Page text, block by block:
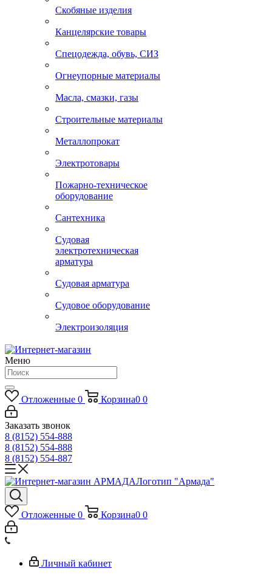
Скобяные изделия
Канцелярские товары
Спецодежда, обувь, СИЗ
Огнеупорные материалы
Масла, смазки, газы
Строительные материалы
Металлопрокат
Электротовары
Пожарно-техническое
оборудование
Сантехника
Судовая
электротехническая
арматура
Судовая арматура
Судовое оборудование
Электроизоляция
Меню
Отложенные 0 Корзина0 0
Заказать звонок
8 (8152) 554-888
8 (8152) 554-888
8 (8152) 554-887
Логотип "Армада"
Отложенные 0 Корзина0 0
Личный кабинет